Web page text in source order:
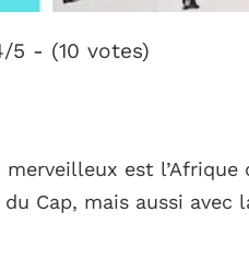
5 - (10 votes)
merveilleux est
du Cap, mais aussi